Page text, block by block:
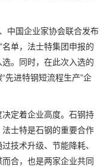
国企业家协会联合发布
单，法士特集团申报的
选。同时，在此次入选的
先进特钢短流程生产”企
定着企业高度。石钢持
士特是石钢的重要合作
技术升级、节能降耗、
合，也是两家企业共同